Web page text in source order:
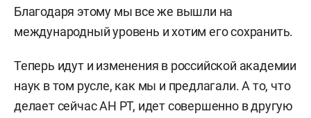
Благодаря этому мы все же вышли на
международный уровень и хотим его сохранить.
Теперь идут и изменения в российской академии
наук в том русле, как мы и предлагали. А то, что
делает сейчас АН РТ, идет совершенно в другую